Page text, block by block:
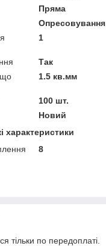
Пряма
Опресовування
1
Так
що
1.5 кв.мм
100 шт.
Новий
характеристики
8
тільки по передоплаті.